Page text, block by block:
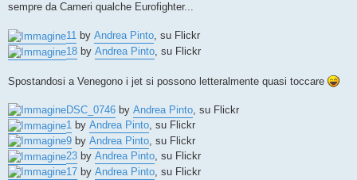
sempre da Cameri qualche Eurofighter...
11 by Andrea Pinto, su Flickr
18 by Andrea Pinto, su Flickr
Spostandosi a Venegono i jet si possono letteralmente quasi toccare
DSC_0746 by Andrea Pinto , su Flickr
1 by Andrea Pinto, su Flickr
9 by Andrea Pinto , su Flickr
23 by Andrea Pinto, su Flickr
17 by Andrea Pinto , su Flickr